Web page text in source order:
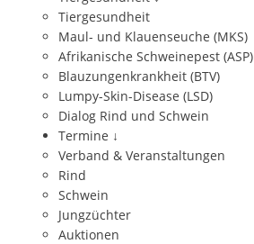
Tiergesundheit
Maul- und Klauenseuche (MKS)
Afrikanische Schweinepest (ASP)
Blauzungenkrankheit (BTV)
Lumpy-Skin-Disease (LSD)
Dialog Rind und Schwein
Termine ↓
Verband & Veranstaltungen
Rind
Schwein
Jungzüchter
Auktionen